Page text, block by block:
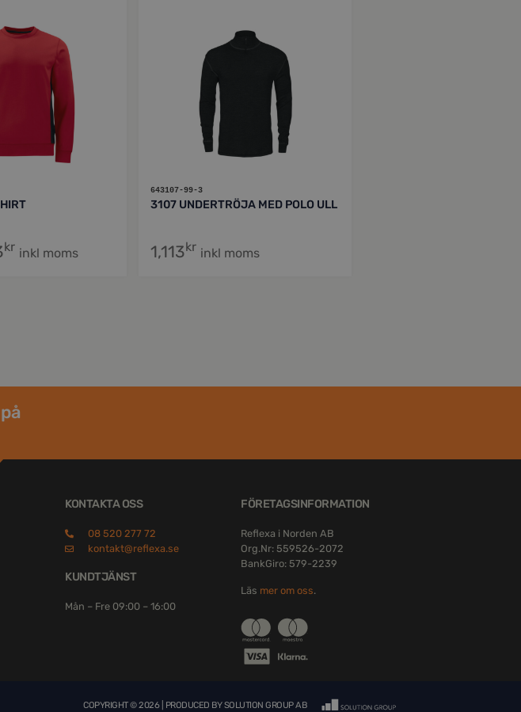
kr inkl moms
643107-99-3
3107 UNDERTRÖJA MED POLO ULL
1,113kr inkl moms
KONTAKTA OSS
08 520 277 72
kontakt@reflexa.se
KUNDTJÄNST
Mån – Fre 09:00 – 16:00
FÖRETAGSINFORMATION
Reflexa i Norden AB
Org.Nr: 559526-2072
BankGiro: 579-2239
Läs mer om oss.
COPYRIGHT © 2026 | PRODUCED BYSOLUTION GROUP AB